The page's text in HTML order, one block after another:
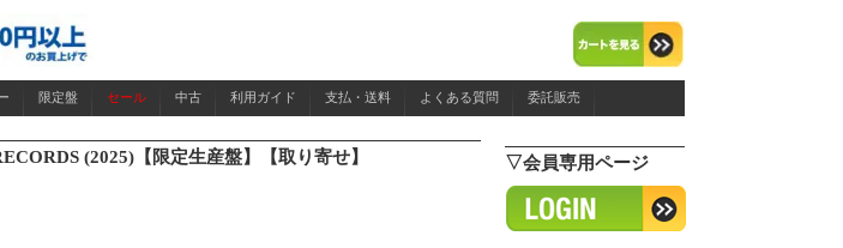
限定盤 セール 中古 利用ガイド 支払・送料 よくある質問 委託販売
(2025)【限定生産盤】【取り寄せ】 ▽会員専用ページ